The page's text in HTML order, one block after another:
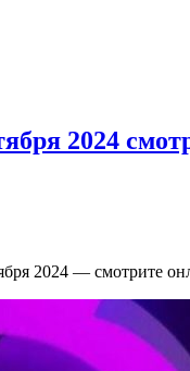
2024
2024 — смотрите